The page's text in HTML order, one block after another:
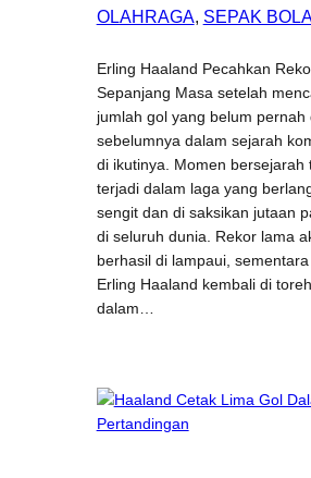
OLAHRAGA, SEPAK
Erling Haaland Pecahkan
Sepanjang Masa setelah
jumlah gol yang belum pernah
sebelumnya dalam sejarah
di ikutinya. Momen bersejarah
terjadi dalam laga yang
sengit dan di saksikan jutaan
di seluruh dunia. Rekor lama
berhasil di lampaui,
Erling Haaland kembali di
dalam…